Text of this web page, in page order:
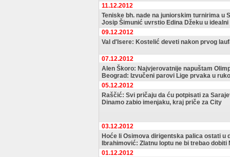
11.12.2012
Teniske bh. nade na juniorskim turnirima u
Josip Šimunić uvrstio Edina Džeku u
09.12.2012
Val d'Isere: Kostelić deveti nakon prvog
07.12.2012
Alen Škoro: Najvjerovatnije napuštam
Beograd: Izvučeni parovi Lige prvaka u
05.12.2012
Raščić: Svi pričaju da ću potpisati za
Dinamo zabio imenjaku, kraj priče za City
03.12.2012
Hoće li Osimova dirigentska palica ostati u
Ibrahimović: Zlatnu loptu ne bi trebao dobiti
01.12.2012